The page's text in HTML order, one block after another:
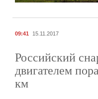
09:41 15.11.2017
Российский
двигателем
км